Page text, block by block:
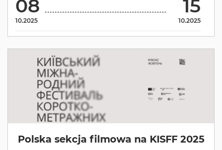
08
10.2025
15
10.2025
Polska sekcja filmowa na KISFF 2025